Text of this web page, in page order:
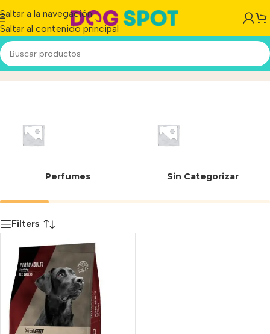
Saltar a la navegación
Saltar al contenido principal
00976Inicio/Producto
Perfumes Sin Categorizar
Filters